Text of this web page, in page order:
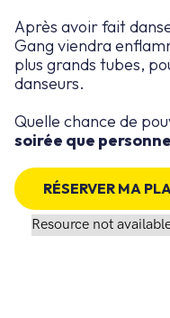
Après avoir fait
Gang viendra
plus grands tubes,
danseurs.
Quelle chance de
soirée que
RÉSERVER MA